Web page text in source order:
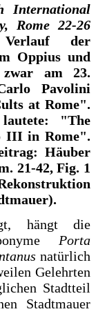
International
Rome 22-26
der
Oppius und
zwar am 23.
Pavolini
at Rome".
"The
III in Rome".
Häuber
21-42, Fig. 1
hängt die
Porta
natürlich
Gelehrten
Stadtteil
Stadtmauer